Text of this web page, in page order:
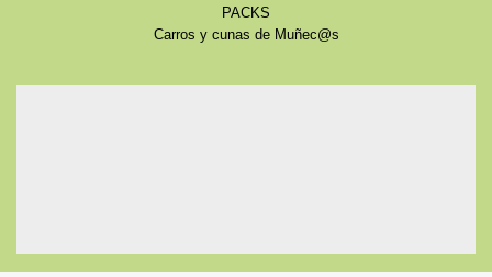
PACKS
Carros y cunas de Muñec@s